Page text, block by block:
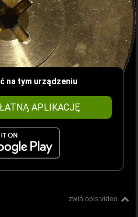
na tym urządzeniu
APLIKACJĘ
zwiń opis video